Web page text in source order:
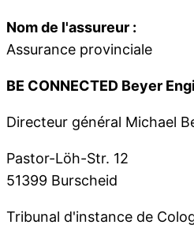
Nom de l'assureur :
Assurance provinciale
BE CONNECTED Beyer
Directeur général Michael
Pastor-Löh-Str. 12
51399 Burscheid
Tribunal d'instance de